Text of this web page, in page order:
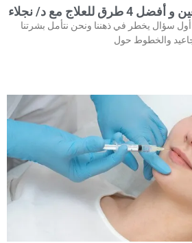
مع د/ نجلاء
سؤال يخطر في ذهننا ونحن نتأمل بشرتنا
والخطوط حول